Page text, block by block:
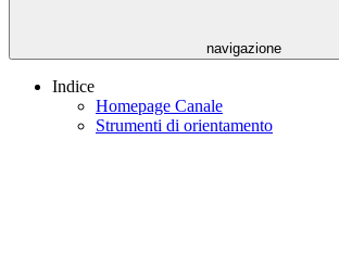
navigazione
Indice
Homepage Canale
Strumenti di orientamento